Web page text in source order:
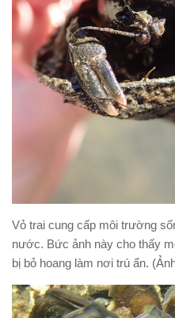
Vỏ trai cung cấp môi trường
nước. Bức ảnh này cho thấy
bị bỏ hoang làm nơi trú ẩn.